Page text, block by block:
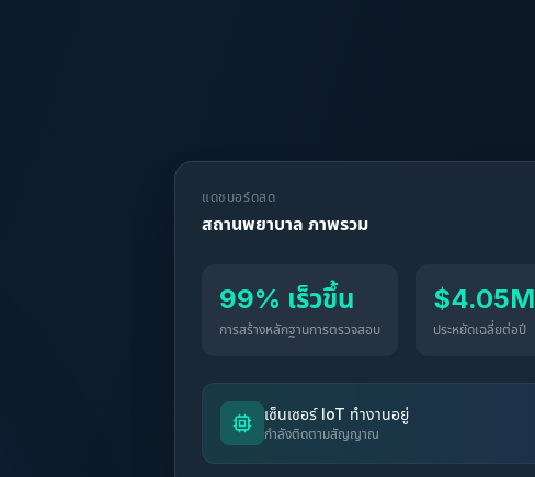
แดชบอร์ดสด
สถานพยาบาล ภาพรวม
99% เร็วขึ้น
การสร้างหลักฐานการตรวจสอบ
$4.05M
ประหยัดเฉลี่ยต่อปี
เซ็นเซอร์ IoT ทำงานอยู่
กำลังติดตามสัญญาณ